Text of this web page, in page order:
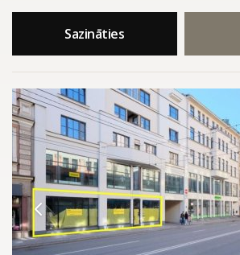
Sazināties